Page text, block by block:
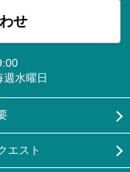
せ
水曜日
エスト